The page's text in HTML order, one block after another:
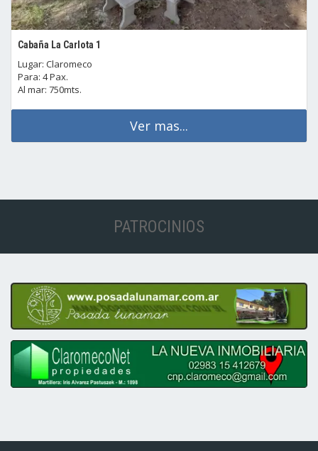
Cabaña La Carlota 1
Lugar: Claromeco
Para: 4 Pax.
Al mar: 750mts.
Ver mas...
PATROCINIOS